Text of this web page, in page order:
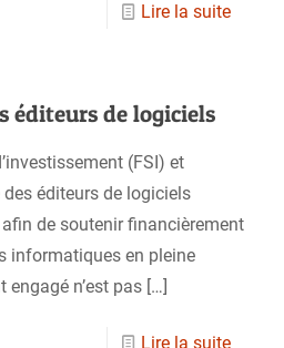
Lire la suite
éditeurs de logiciels
(FSI) et
éditeurs de logiciels
de soutenir financièrement
informatiques en pleine
n’est pas […]
Lire la suite